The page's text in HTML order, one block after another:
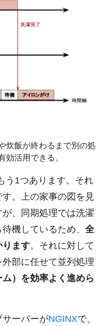
炊飯が終わるまで別の処
効活用できる。
う1つあります。それ
す。上の家事の図を見
、同期処理では洗濯
機しているため、 全
ります。それに対して
部に任せて並列処理
）を効率よく進めら
サーバーがNGINXで、